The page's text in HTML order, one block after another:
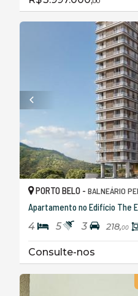
PORTO BELO - BALNEÁRIO
Apartamento no Edifício The
4 5 3 218,00
Consulte-nos